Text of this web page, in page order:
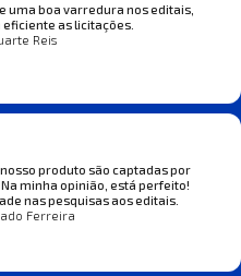
uma boa varredura nos editais,
as licitações.
Reis
produto são captadas por
minha opinião, está perfeito!
nas pesquisas aos editais.
Ferreira